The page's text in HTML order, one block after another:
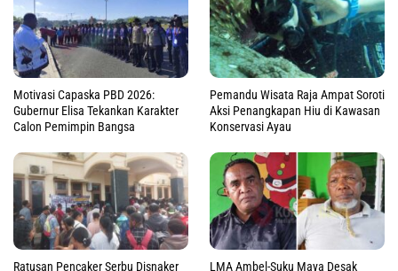
Motivasi Capaska PBD 2026:
Gubernur Elisa Tekankan Karakter
Calon Pemimpin Bangsa
Pemandu Wisata Raja Ampat Soroti
Aksi Penangkapan Hiu di Kawasan
Konservasi Ayau
Ratusan Pencaker Serbu Disnaker LMA Ambel-Suku Maya Desak